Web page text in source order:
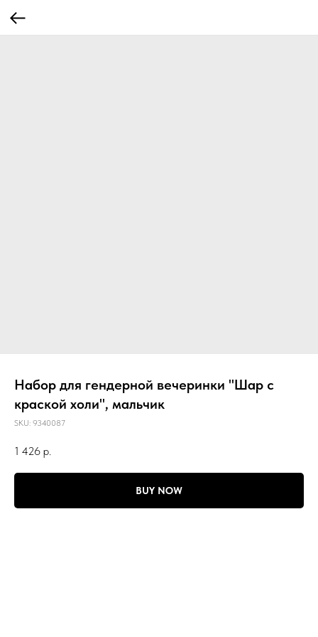
Набор для гендерной вечеринки "Шар с
краской холи", мальчик
SKU: 9340087
1 426 р.
BUY NOW